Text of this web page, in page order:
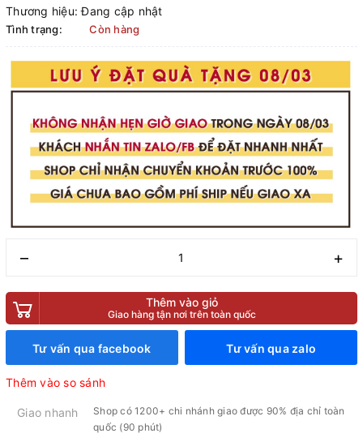
Thương hiệu: Đang cập nhật
Tình trạng: Còn hàng
– +
Thêm vào giỏ
Giao hàng tận nơi trên toàn quốc
Tư vấn qua facebook Tư vấn qua zalo
Thêm vào so sánh
Giao nhanh
Shop có 1200+ chi nhánh giao được 90% địa chỉ toàn
quốc (90 phút)